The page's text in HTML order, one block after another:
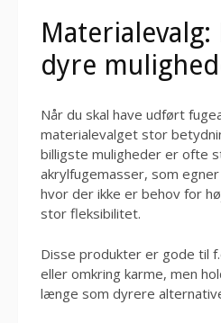
dyre
Når du skal have udført
materialevalget stor
billigste muligheder er ofte
akrylfugemasser, som
hvor der ikke er behov for
stor fleksibilitet.
Disse produkter er gode til
eller omkring karme, men
længe som dyrere